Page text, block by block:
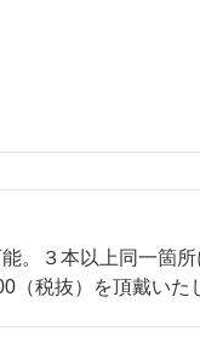
。３本以上同一箇
（税抜）を頂戴いた